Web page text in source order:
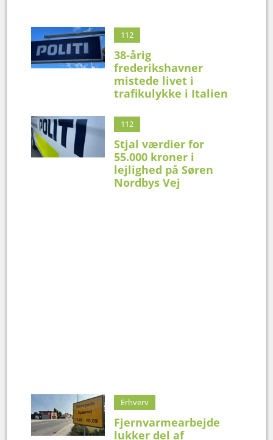
112
38-årig
frederikshavner
mistede livet i
trafikulykke i Italien
112
Stjal værdier for
55.000 kroner i
lejlighed på Søren
Nordbys Vej
Erhverv
Fjernvarmearbejde
lukker del af